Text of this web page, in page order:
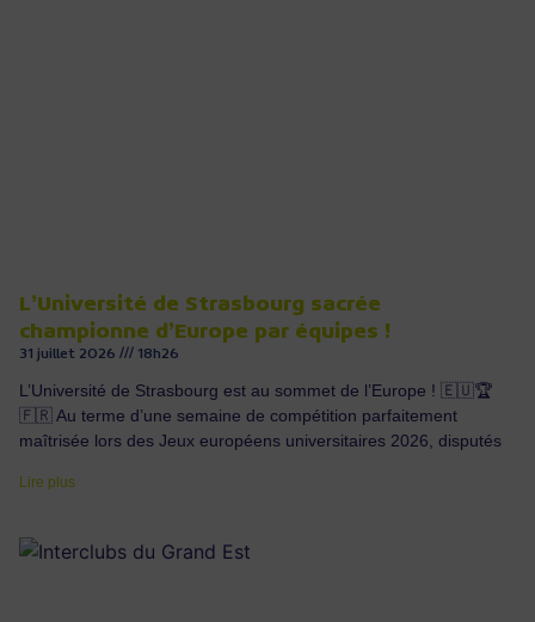
L’Université de Strasbourg sacrée
championne d’Europe par équipes !
31 juillet 2026 18h26
L’Université de Strasbourg est au sommet de l’Europe ! 🇪🇺🏆
🇫🇷 Au terme d’une semaine de compétition parfaitement
maîtrisée lors des Jeux européens universitaires 2026, disputés
Lire plus